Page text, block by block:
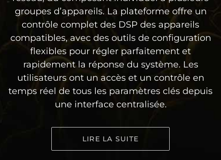
groupes d’appareils. La plateforme offre un
contrôle complet des DSP des appareils
compatibles, avec des outils de configuration
flexibles pour régler parfaitement et
rapidement la réponse du système. Les
utilisateurs ont un accès et un contrôle en
temps réel de tous les paramètres clés depuis
une interface centralisée.
LIRE LA SUITE